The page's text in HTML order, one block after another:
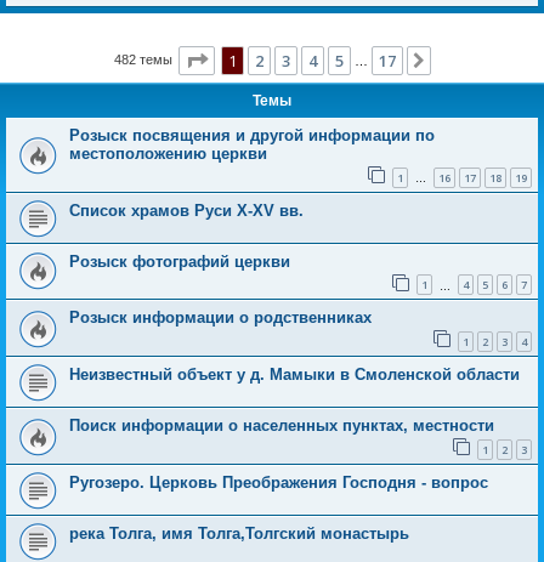
482 темы Страница из 17
1 2 3 4 5 17
Темы
Розыск посвящения и другой информации по
местоположению церкви
1 … 16 17 18 19
Список храмов Руси X-XV вв.
Розыск фотографий церкви
1 4 5 6 7
Розыск информации о родственниках
1 2 3 4
Неизвестный объект у д. Мамыки в Смоленской области
Поиск информации о населенных пунктах, местности
1 2 3
Ругозеро. Церковь Преображения Господня - вопрос
река Толга, имя Толга,Толгский монастырь